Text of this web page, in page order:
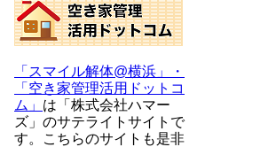
「スマイル解体@横浜」・
「空き家管理活用ドットコ
ム」 は「株式会社ハマー
ズ」のサテライトサイトで
す。こちらのサイトも是非